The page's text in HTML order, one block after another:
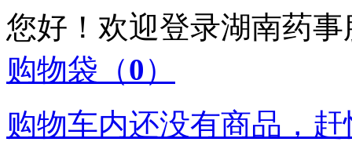
您好！欢迎登录湖南药
购物袋 （0）
购物车内还没有商品，